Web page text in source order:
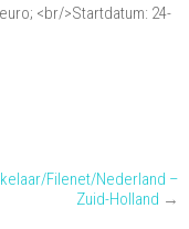
<br/>Startdatum: 24-
Filenet/Nederland –
Zuid-Holland →